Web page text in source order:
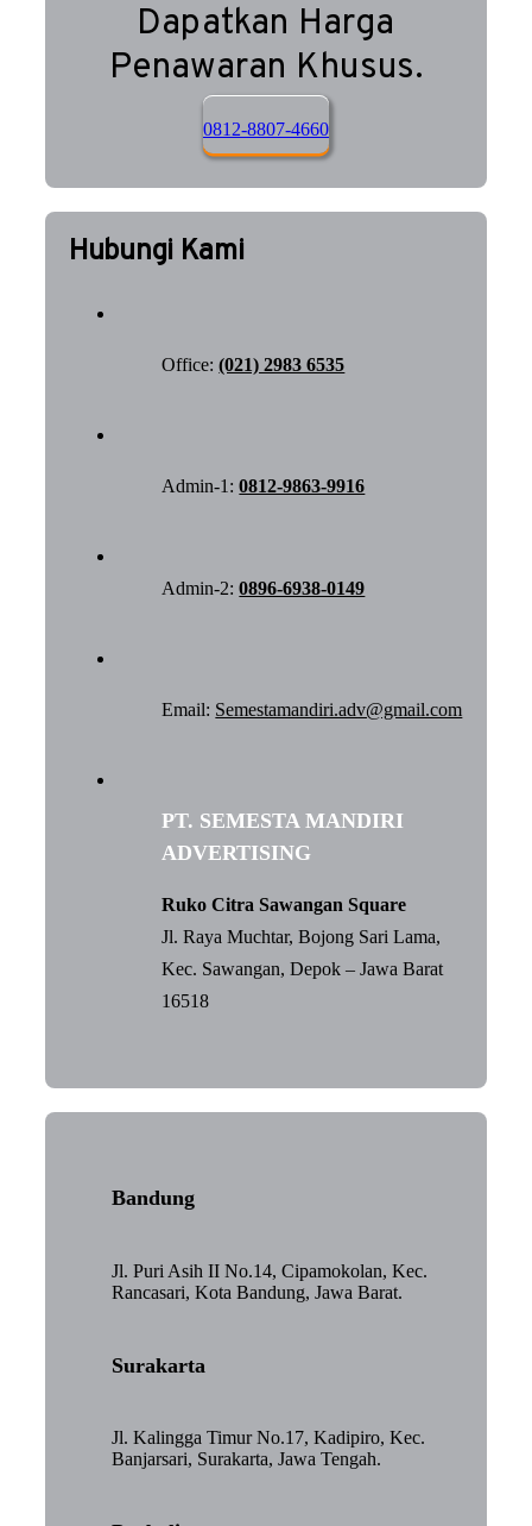
Dapatkan Harga
Penawaran Khusus.
0812-8807-4660
Hubungi Kami
Office:(021) 2983 6535
Admin-1:0812-9863-9916
Admin-2:0896-6938-0149
Email: Semestamandiri.adv@gmail.com
PT. SEMESTA MANDIRI
ADVERTISING
Ruko Citra Sawangan Square
Jl. Raya Muchtar, Bojong Sari Lama,
Kec. Sawangan, Depok – Jawa Barat
16518
Bandung
Jl. Puri Asih II No.14, Cipamokolan, Kec.
Rancasari, Kota Bandung, Jawa Barat.
Surakarta
Jl. Kalingga Timur No.17, Kadipiro, Kec.
Banjarsari, Surakarta, Jawa Tengah.